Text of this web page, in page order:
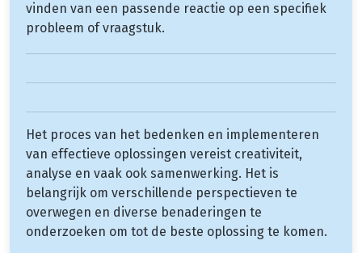
vinden van een passende reactie op een specifiek
probleem of vraagstuk.
Het proces van het bedenken en implementeren
van effectieve oplossingen vereist creativiteit,
analyse en vaak ook samenwerking. Het is
belangrijk om verschillende perspectieven te
overwegen en diverse benaderingen te
onderzoeken om tot de beste oplossing te komen.